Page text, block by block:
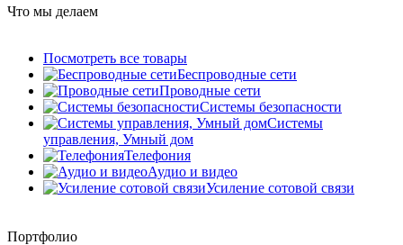
Что мы делаем
Посмотреть все товары
Беспроводные сети
Проводные сети
Системы безопасности
Системы
управления, Умный дом
Телефония
Аудио и видео
Усиление сотовой связи
Портфолио